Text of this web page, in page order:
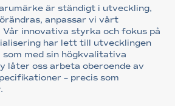
är ständigt i utveckling,
anpassar vi vårt
innovativa styrka och fokus på
har lett till utvecklingen
som med sin högkvalitativa
låter oss arbeta oberoende av
– precis som